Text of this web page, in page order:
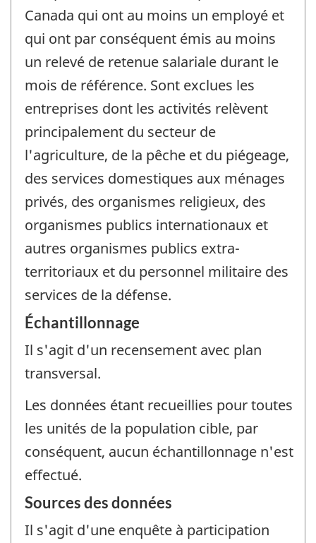
Canada qui ont au moins un employé et
qui ont par conséquent émis au moins
un relevé de retenue salariale durant le
mois de référence. Sont exclues les
entreprises dont les activités relèvent
principalement du secteur de
l'agriculture, de la pêche et du piégeage,
des services domestiques aux ménages
privés, des organismes religieux, des
organismes publics internationaux et
autres organismes publics extra-
territoriaux et du personnel militaire des
services de la défense.
Échantillonnage
Il s'agit d'un recensement avec plan
transversal.
Les données étant recueillies pour toutes
les unités de la population cible, par
conséquent, aucun échantillonnage n'est
effectué.
Sources des données
Il s'agit d'une enquête à participation